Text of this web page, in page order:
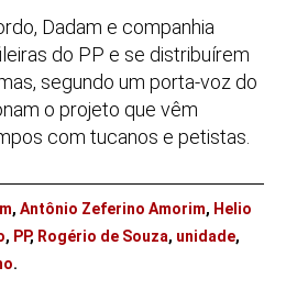
Dadam e companhia
do PP e se distribuírem
segundo um porta-voz do
o projeto que vêm
com tucanos e petistas.
, Antônio Zeferino Amorim, Helio
, PP, Rogério de Souza, unidade,
.